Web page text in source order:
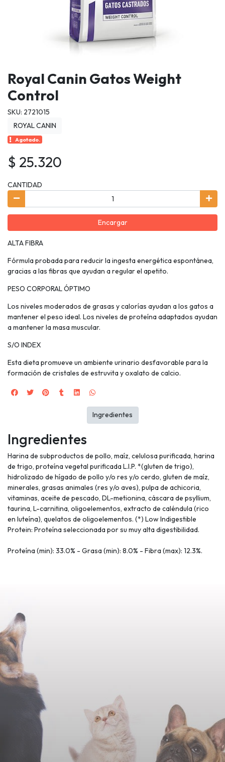
Royal Canin Gatos Weight
Control
SKU: 2721015
ROYAL CANIN
Agotado.
$ 25.320
CANTIDAD
Encargar
ALTA FIBRA
Fórmula probada para reducir la ingesta energética espontánea,
gracias a las fibras que ayudan a regular el apetito.
PESO CORPORAL ÓPTIMO
Los niveles moderados de grasas y calorías ayudan a los gatos a
mantener el peso ideal. Los niveles de proteína adaptados ayudan
a mantener la masa muscular.
S/O INDEX
Esta dieta promueve un ambiente urinario desfavorable para la
formación de cristales de estruvita y oxalato de calcio.
Ingredientes
Harina de subproductos de pollo, maíz, celulosa purificada, harina
de trigo, proteína vegetal purificada L.I.P. *(gluten de trigo),
hidrolizado de hígado de pollo y/o res y/o cerdo, gluten de maíz,
minerales, grasas animales (res y/o aves), pulpa de achicoria,
vitaminas, aceite de pescado, DL-metionina, cáscara de psyllium,
taurina, L-carnitina, oligoelementos, extracto de caléndula (rico
en luteína), quelatos de oligoelementos. (*) Low Indigestible
Protein: Proteína seleccionada por su muy alta digestibilidad.
Proteína (min): 33.0% - Grasa (min): 8.0% - Fibra (max): 12.3%.
Ingredientes